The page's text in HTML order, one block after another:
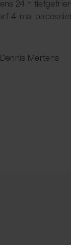
24 h
4-mal
Mertens